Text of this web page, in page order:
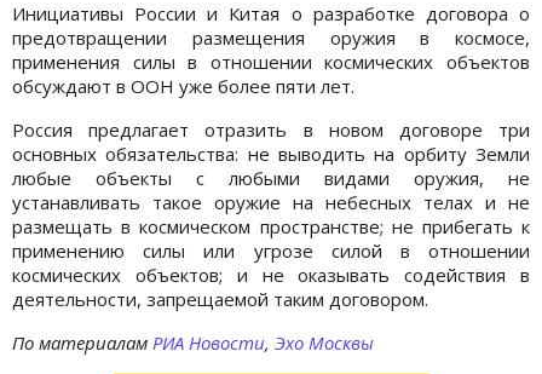
Инициативы России и Китая о разработке договора о
предотвращении размещения оружия в космосе,
применения силы в отношении космических объектов
обсуждают в ООН уже более пяти лет.
Россия предлагает отразить в новом договоре три
основных обязательства: не выводить на орбиту Земли
любые объекты с любыми видами оружия, не
устанавливать такое оружие на небесных телах и не
размещать в космическом пространстве; не прибегать к
применению силы или угрозе силой в отношении
космических объектов; и не оказывать содействия в
деятельности, запрещаемой таким договором.
По материалам РИА Новости, Эхо Москвы